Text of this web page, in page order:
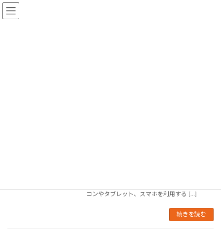
コ
ン
ナ
ビ
コンやタブレット、スマホを利用する […]
続きを読む